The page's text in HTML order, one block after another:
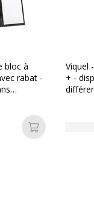
bloc à
rabat -
Ajouter au
Viquel
+ -